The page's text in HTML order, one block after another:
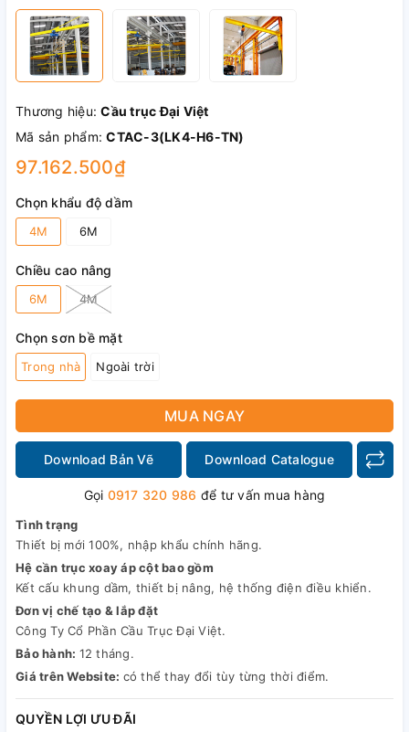
Thương hiệu:Cầu trục Đại Việt
Mã sản phẩm:CTAC-3(LK4-H6-TN)
97.162.500₫
Chọn khẩu độ dầm
4M 6M
Chiều cao nâng
6M 4M
Chọn sơn bề mặt
Trong nhà Ngoài trời
MUA NGAY
Download Bản Vẽ Download Catalogue
Gọi 0917 320 986 để tư vấn mua hàng
Tình trạng
Thiết bị mới 100%, nhập khẩu chính hãng.
Hệ cần trục xoay áp cột bao gồm
Kết cấu khung dầm, thiết bị nâng, hệ thống điện điều khiển.
Đơn vị chế tạo & lắp đặt
Công Ty Cổ Phần Cầu Trục Đại Việt.
Bảo hành: 12 tháng.
Giá trên Website: có thể thay đổi tùy từng thời điểm.
QUYỀN LỢI ƯU ĐÃI